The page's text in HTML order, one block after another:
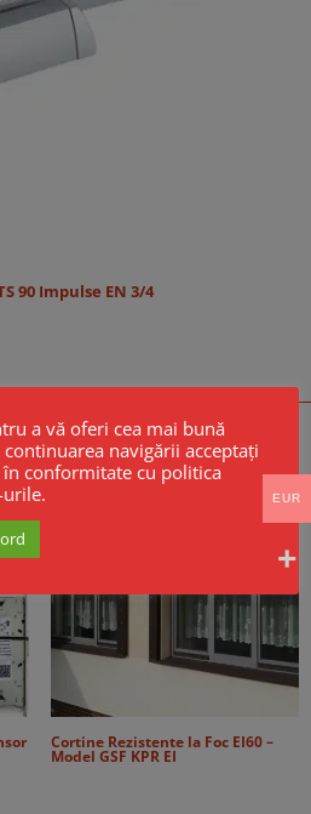
90 Impulse EN 3/4
Noi
Cortine Rezistente la Foc EI60 –
Model GSF KPR EI
a vă oferi cea mai bună
navigării acceptați
conformitate cu politica
EUR